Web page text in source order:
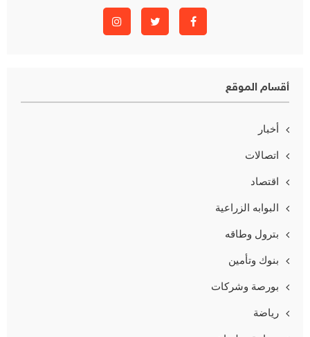
أقسام الموقع
أخبار
اتصالات
اقتصاد
البوابه الزراعية
بترول وطاقه
بنوك وتأمين
بورصة وشركات
رياضة